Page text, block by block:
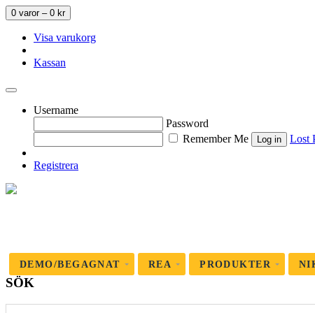
0 varor – 0 kr
Visa varukorg
Kassan
Username
Password
Remember Me
Lost
Registrera
DEMO/BEGAGNAT REA PRODUKTER
SÖK